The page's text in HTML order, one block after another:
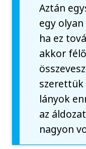
Aztán
egy
ha ez
akkor
szerettük
lányok
az
nagyon